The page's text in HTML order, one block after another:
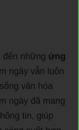
đến những ứng
ngày vẫn luôn
văn hóa
ngày đã mang
tin, giúp